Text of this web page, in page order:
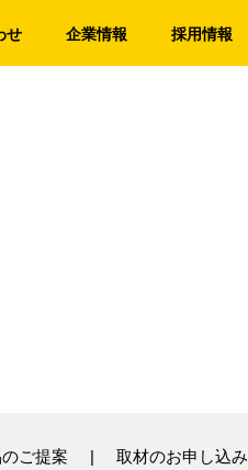
せ 企業情報 採用情報
ご提案 取材のお申し込み